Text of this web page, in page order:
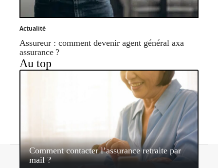
Actualité
Assureur : comment devenir agent général axa
assurance ?
Au top
Comment contacter l’assurance retraite par
mail ?Contact Mentions légales Sitemap